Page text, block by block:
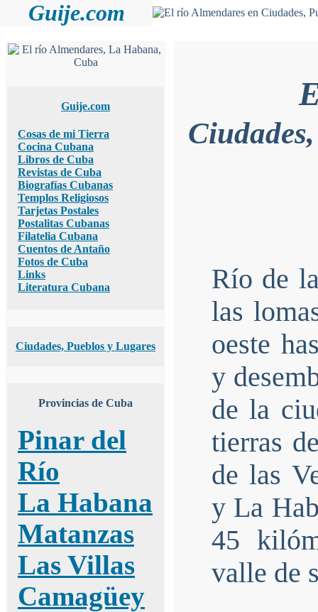
Guije.com
Guije.com
Cosas de mi Tierra
Cocina Cubana
Libros de Cuba
Revistas de Cuba
Biografías Cubanas
Templos Religiosos
Tarjetas Postales
Postalitas Cubanas
Filatelia Cubana
Cuentos de Antaño
Fotos de Cuba
Links
Literatura Cubana
Ciudades, Pueblos y Lugares
Provincias de Cuba
Pinar del
Río
La Habana
Matanzas
Las Villas
Camagüey
Río de
las
oeste
y
de la
tierras
de las
y La
45
valle de